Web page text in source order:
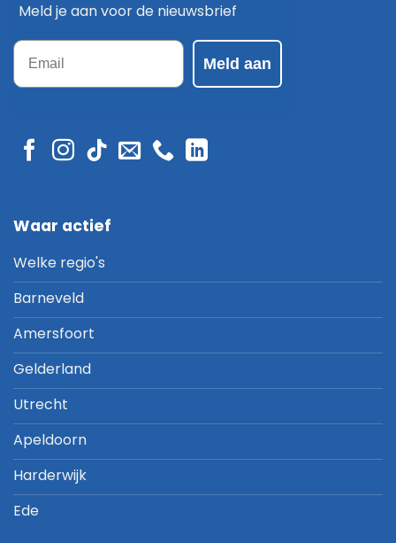
Meld je aan voor de nieuwsbrief
Email
Meld aan
Waar actief
Welke regio's
Barneveld
Amersfoort
Gelderland
Utrecht
Apeldoorn
Harderwijk
Ede